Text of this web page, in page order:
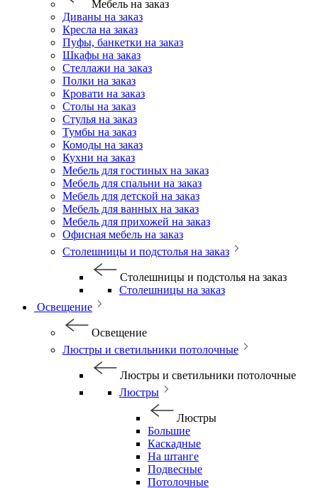
Мебель на заказ
Диваны на заказ
Кресла на заказ
Пуфы, банкетки на заказ
Шкафы на заказ
Стеллажи на заказ
Полки на заказ
Кровати на заказ
Столы на заказ
Стулья на заказ
Тумбы на заказ
Комоды на заказ
Кухни на заказ
Мебель для гостиных на заказ
Мебель для спальни на заказ
Мебель для детской на заказ
Мебель для ванных на заказ
Мебель для прихожей на заказ
Офисная мебель на заказ
Столешницы и подстолья на заказ
Столешницы и подстолья на заказ
Столешницы на заказ
Освещение
Освещение
Люстры и светильники потолочные
Люстры и светильники потолочные
Люстры
Люстры
Большие
Каскадные
На штанге
Подвесные
Потолочные